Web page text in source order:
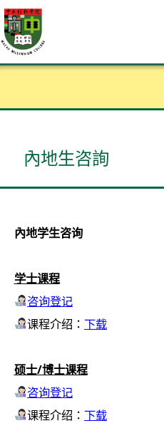
內地生咨詢
內地学生咨询
学士课程
咨询登记
课程介绍： 下载
硕士/博士课程
咨询登记
课程介绍： 下载